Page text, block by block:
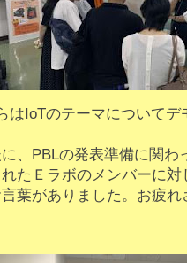
はIoTのテーマについて
、PBLの発表準備に関わ
たＥラボのメンバーに
葉がありました。お疲